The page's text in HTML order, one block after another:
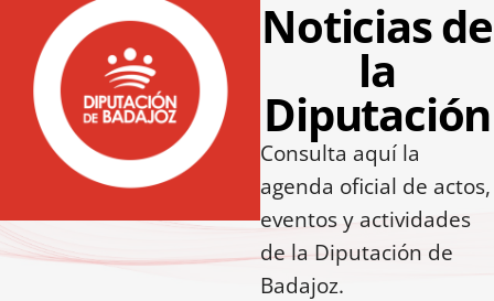
Noticias de
la
Diputación
Consulta aquí la
agenda oficial de actos,
eventos y actividades
de la Diputación de
Badajoz.